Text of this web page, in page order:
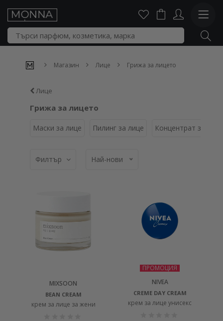
Магазин Лице Грижа за лицето
Лице
Грижа за лицето
Маски за лице Пилинг за лице Концентрат за
Филтър Най-нови
MIXSOON
BEAN CREAM
крем за лице за жени
ПРОМОЦИЯ
NIVEA
CREME DAY CREAM
крем за лице унисекс